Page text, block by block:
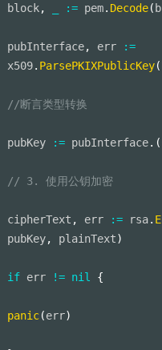
block, := pem. Decode(
pubInterface, err
:=
x509. ParsePKIXPublicKey(
//断言类型转换
pubKey := pubInterface. (
// 3. 使用公钥加密
cipherText , err := rsa.
pubKey, plainText)
if err != nil {
panic(err)